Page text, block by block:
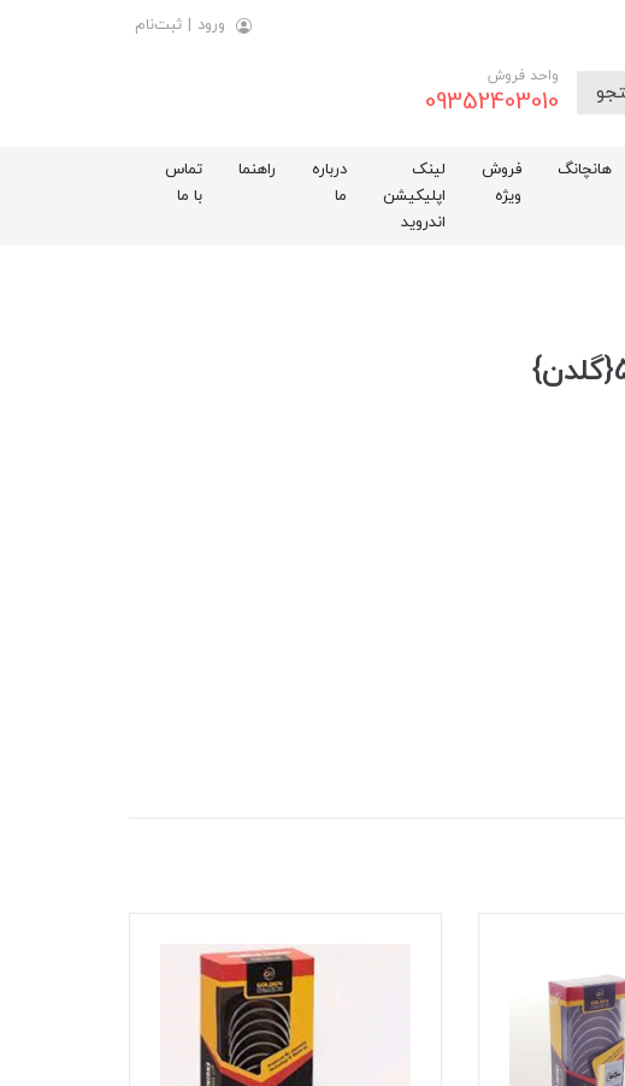
ورود | ثبت‌نام
واحد فروش
09352403010
هانچانگ
فروش
ویژه
لینک
اپلیکیشن
اندروید
درباره
ما
راهنما
تماس
با ما